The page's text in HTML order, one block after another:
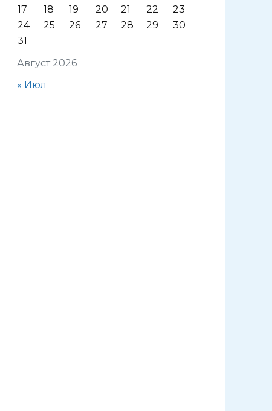
Август 2026
17
18 19 20 21 22
23
24
25 26 27 28 29
30
31
« Июл